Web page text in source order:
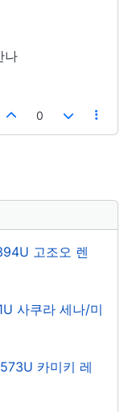
나
0
고조오 렌
사쿠라 세나/미
카미키 레